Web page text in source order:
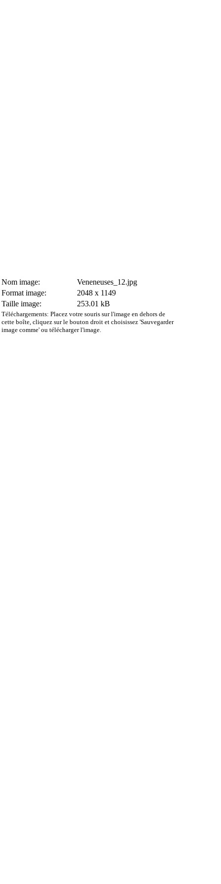
Nom image:
Veneneuses_12.jpg
Format image:
2048 x 1149
Taille image:
253.01 kB
Téléchargements: Placez votre souris sur l'image en dehors de
cette boîte, cliquez sur le bouton droit et choisissez 'Sauvegarder
image comme' ou télécharger l'image.